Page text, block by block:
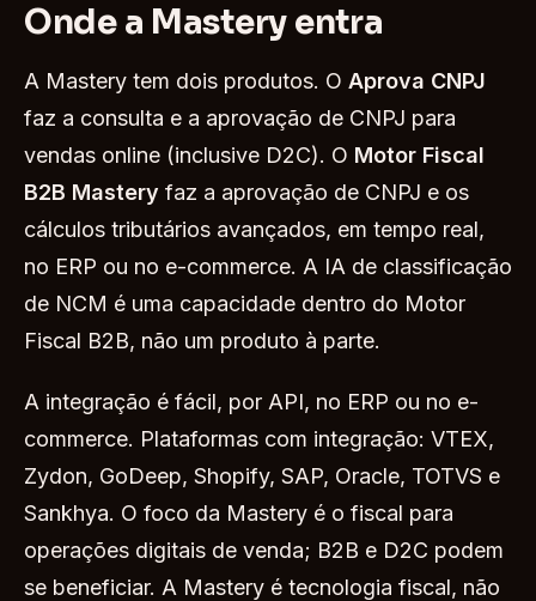
Onde a Mastery entra
A Mastery tem dois produtos. O Aprova CNPJ
faz a consulta e a aprovação de CNPJ para
vendas online (inclusive D2C). O Motor Fiscal
B2B Mastery faz a aprovação de CNPJ e os
cálculos tributários avançados, em tempo real,
no ERP ou no e-commerce. A IA de classificação
de NCM é uma capacidade dentro do Motor
Fiscal B2B, não um produto à parte.
A integração é fácil, por API, no ERP ou no e-
commerce. Plataformas com integração: VTEX,
Zydon, GoDeep, Shopify, SAP, Oracle, TOTVS e
Sankhya. O foco da Mastery é o fiscal para
operações digitais de venda; B2B e D2C podem
se beneficiar. A Mastery é tecnologia fiscal, não